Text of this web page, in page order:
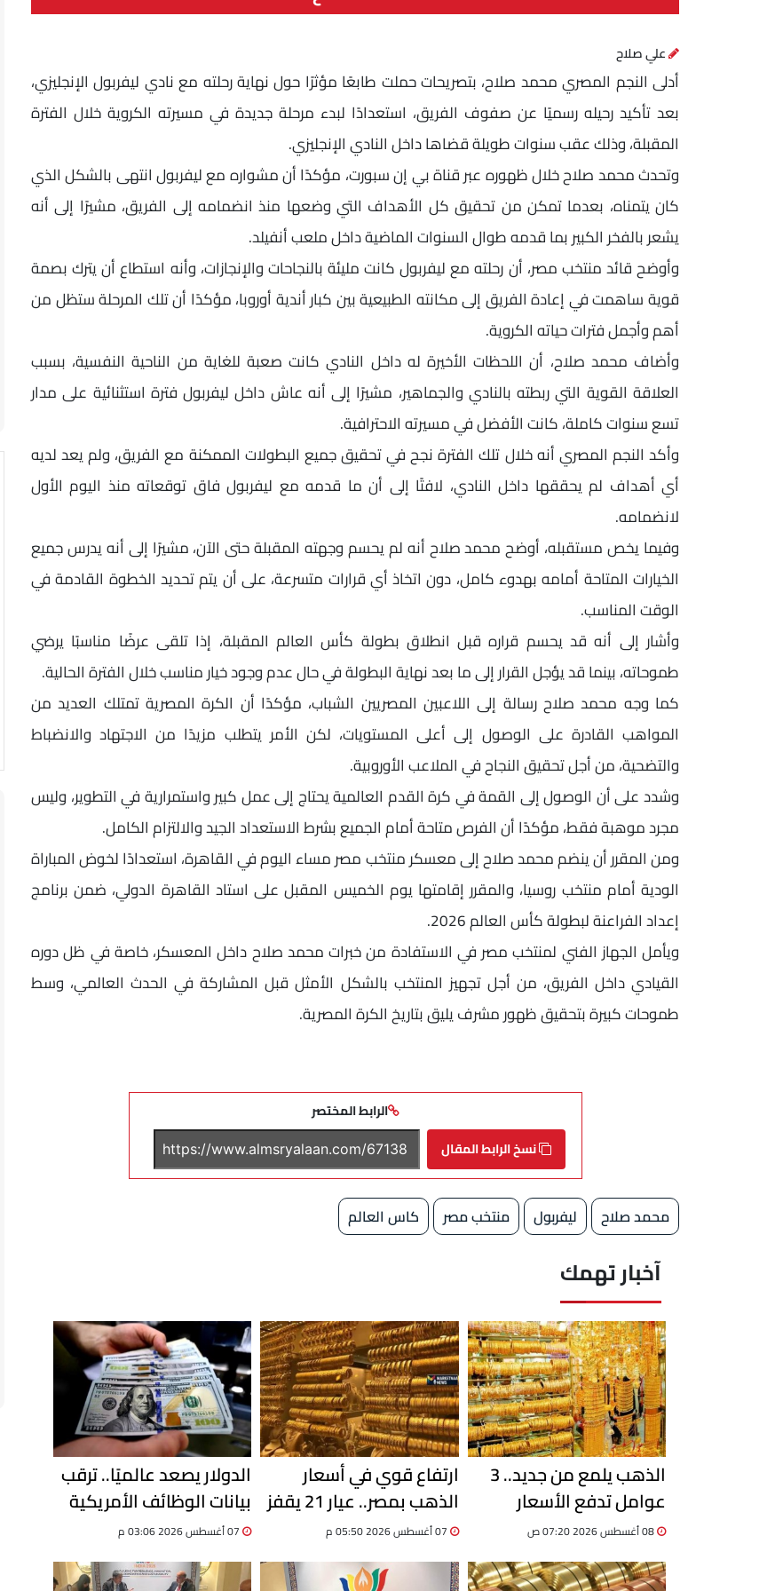
علي صلاح
أدلى النجم المصري محمد صلاح، بتصريحات حملت طابعًا مؤثرًا حول نهاية رحلته مع نادي ليفربول الإنجليزي،
بعد تأكيد رحيله رسميًا عن صفوف الفريق، استعدادًا لبدء مرحلة جديدة في مسيرته الكروية خلال الفترة
المقبلة، وذلك عقب سنوات طويلة قضاها داخل النادي الإنجليزي.
وتحدث محمد صلاح خلال ظهوره عبر قناة بي إن سبورت، مؤكدًا أن مشواره مع ليفربول انتهى بالشكل الذي
كان يتمناه، بعدما تمكن من تحقيق كل الأهداف التي وضعها منذ انضمامه إلى الفريق، مشيرًا إلى أنه
يشعر بالفخر الكبير بما قدمه طوال السنوات الماضية داخل ملعب أنفيلد.
وأوضح قائد منتخب مصر، أن رحلته مع ليفربول كانت مليئة بالنجاحات والإنجازات، وأنه استطاع أن يترك بصمة
قوية ساهمت في إعادة الفريق إلى مكانته الطبيعية بين كبار أندية أوروبا، مؤكدًا أن تلك المرحلة ستظل من
أهم وأجمل فترات حياته الكروية.
وأضاف محمد صلاح، أن اللحظات الأخيرة له داخل النادي كانت صعبة للغاية من الناحية النفسية، بسبب
العلاقة القوية التي ربطته بالنادي والجماهير، مشيرًا إلى أنه عاش داخل ليفربول فترة استثنائية على مدار
تسع سنوات كاملة، كانت الأفضل في مسيرته الاحترافية.
وأكد النجم المصري أنه خلال تلك الفترة نجح في تحقيق جميع البطولات الممكنة مع الفريق، ولم يعد لديه
أي أهداف لم يحققها داخل النادي، لافتًا إلى أن ما قدمه مع ليفربول فاق توقعاته منذ اليوم الأول
لانضمامه.
وفيما يخص مستقبله، أوضح محمد صلاح أنه لم يحسم وجهته المقبلة حتى الآن، مشيرًا إلى أنه يدرس جميع
الخيارات المتاحة أمامه بهدوء كامل، دون اتخاذ أي قرارات متسرعة، على أن يتم تحديد الخطوة القادمة في
الوقت المناسب.
وأشار إلى أنه قد يحسم قراره قبل انطلاق بطولة كأس العالم المقبلة، إذا تلقى عرضًا مناسبًا يرضي
طموحاته، بينما قد يؤجل القرار إلى ما بعد نهاية البطولة في حال عدم وجود خيار مناسب خلال الفترة الحالية.
كما وجه محمد صلاح رسالة إلى اللاعبين المصريين الشباب، مؤكدًا أن الكرة المصرية تمتلك العديد من
المواهب القادرة على الوصول إلى أعلى المستويات، لكن الأمر يتطلب مزيدًا من الاجتهاد والانضباط
والتضحية، من أجل تحقيق النجاح في الملاعب الأوروبية.
وشدد على أن الوصول إلى القمة في كرة القدم العالمية يحتاج إلى عمل كبير واستمرارية في التطوير، وليس
مجرد موهبة فقط، مؤكدًا أن الفرص متاحة أمام الجميع بشرط الاستعداد الجيد والالتزام الكامل.
ومن المقرر أن ينضم محمد صلاح إلى معسكر منتخب مصر مساء اليوم في القاهرة، استعدادًا لخوض المباراة
الودية أمام منتخب روسيا، والمقرر إقامتها يوم الخميس المقبل على استاد القاهرة الدولي، ضمن برنامج
إعداد الفراعنة لبطولة كأس العالم 2026.
ويأمل الجهاز الفني لمنتخب مصر في الاستفادة من خبرات محمد صلاح داخل المعسكر، خاصة في ظل دوره
القيادي داخل الفريق، من أجل تجهيز المنتخب بالشكل الأمثل قبل المشاركة في الحدث العالمي، وسط
طموحات كبيرة بتحقيق ظهور مشرف يليق بتاريخ الكرة المصرية.
الرابط المختصر
نسخ الرابط المقال
محمد صلاح ليفربول منتخب مصر كاس العالم
آخبار تهمك
الذهب يلمع من جديد.. 3
عوامل تدفع الأسعار
للصعود.. تقرير
ارتفاع قوي في أسعار
الذهب بمصر.. عيار 21 يقفز
إلى 6100 جنيه
الدولار يصعد عالميًا.. ترقب
بيانات الوظائف الأمريكية
يحسم اتجاه العملة
07 أغسطس 2026 03:06 م